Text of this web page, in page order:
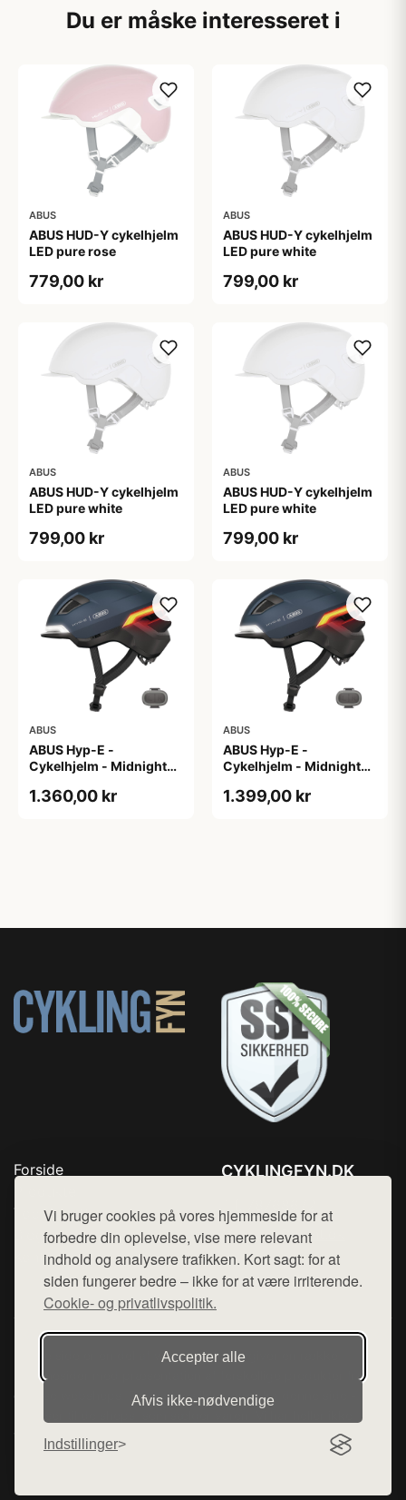
Vi bruger cookies på vores hjemmeside for at
forbedre din oplevelse, vise mere relevant
indhold og analysere trafikken. Kort sagt: for at
siden fungerer bedre – ikke for at være irriterende.
Cookie- og privatlivspolitik.
Accepter alle
Afvis ikke‑nødvendige
Indstillinger
Du er måske interesseret i
ABUS
ABUS HUD-Y cykelhjelm
LED pure rose
779,00 kr
ABUS
ABUS HUD-Y cykelhjelm
LED pure white
799,00 kr
ABUS
ABUS HUD-Y cykelhjelm
LED pure white
799,00 kr
ABUS
ABUS HUD-Y cykelhjelm
LED pure white
799,00 kr
ABUS
ABUS Hyp-E -
Cykelhjelm - Midnight
1.360,00 kr
ABUS
ABUS Hyp-E -
Cykelhjelm - Midnight
1.399,00 kr
Forside
Top Rabatter
Blog
Kontakt
CYKLINGFYN.DK
Mail: hej@want.dk
Cookie- og privatlivspolitik
Denne side er en del af want.dk, der udgiver en række
hjemmesider med præsentation af forskellige produkter fra
diverse webshops. Der sælges ikke varer fra denne side - vi
varerne på lager.